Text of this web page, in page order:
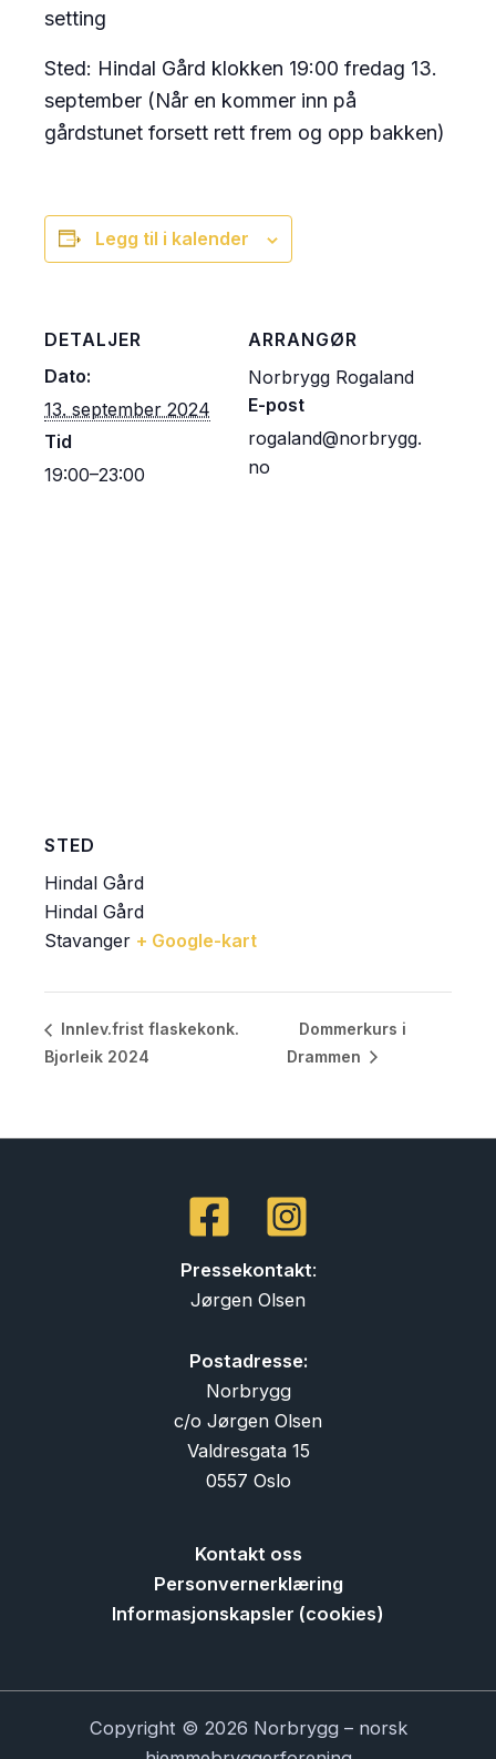
setting
Sted: Hindal Gård klokken 19:00 fredag 13.
september (Når en kommer inn på
gårdstunet forsett rett frem og opp bakken)
Legg til i kalender
DETALJER
Dato:
13. september 2024
Tid
19:00–23:00
ARRANGØR
Norbrygg Rogaland
E-post
rogaland@norbrygg.
no
STED
Hindal Gård
Hindal Gård
Stavanger + Google-kart
Innlev.frist flaskekonk.
Bjorleik 2024
Dommerkurs i
Drammen
Pressekontakt:
Jørgen Olsen
Postadresse:
Norbrygg
c/o Jørgen Olsen
Valdresgata 15
0557 Oslo
Kontakt oss
Personvernerklæring
Informasjonskapsler (cookies)
Copyright © 2026 Norbrygg – norsk